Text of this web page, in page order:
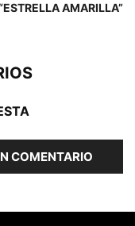
AMARILLA”
COMENTARIO